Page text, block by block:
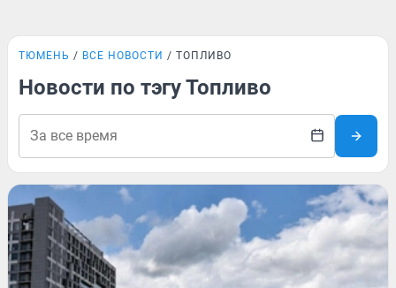
ТЮМЕНЬ ВСЕ НОВОСТИ ТОПЛИВО
Новости по тэгу Топливо